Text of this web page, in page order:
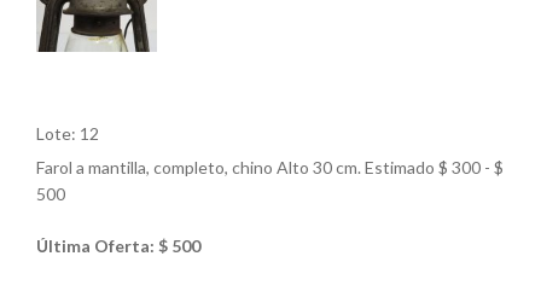
Lote: 12
Farol a mantilla, completo, chino Alto 30 cm. Estimado $ 300 - $
500
Última Oferta: $ 500